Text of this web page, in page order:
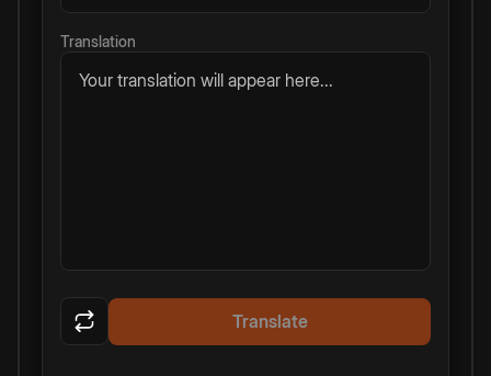
Translation
Your translation will appear here...
Translate